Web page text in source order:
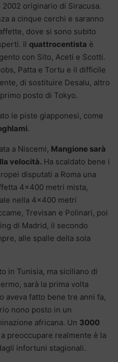
originario di Siracusa.
a cinque cerchi e saranno
dove si sono subito
Il quattrocentista è
con Sito, Aceti e Scotti.
Patta e Tortu e il difficile
di sostituire Desalu, altro
posto di Tokyo.
le piste giapponesi, come
.
a Niscemi, Mangione sarà
velocità. Ha scaldato bene i
disputati a Roma una
4×400 metri mista,
nella 4×400 metri
Trevisan e Polinari, poi
di Madrid, il secondo
alle spalle della sola
in Tunisia, ma siciliano di
sarà la prima volta
aveva fatto bene tre anni fa,
nono posto in un
africana. Un 3000
preoccupare realmente è la
infortuni stagionali.